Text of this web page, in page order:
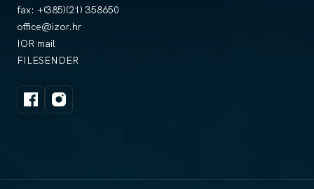
fax: +(385)(21) 358650
office@izor.hr
IOR mail
FILESENDER